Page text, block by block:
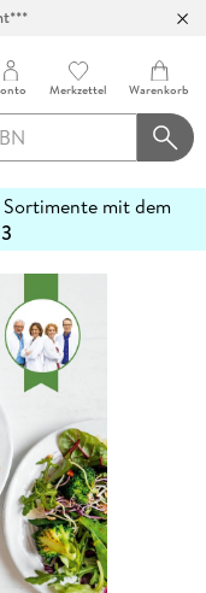
Merkzettel Warenkorb
mit dem